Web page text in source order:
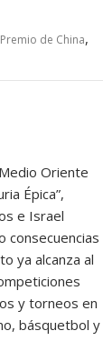
de China,
Oriente
Épica”,
e Israel
consecuencias
ya alcanza al
y torneos en
básquetbol y